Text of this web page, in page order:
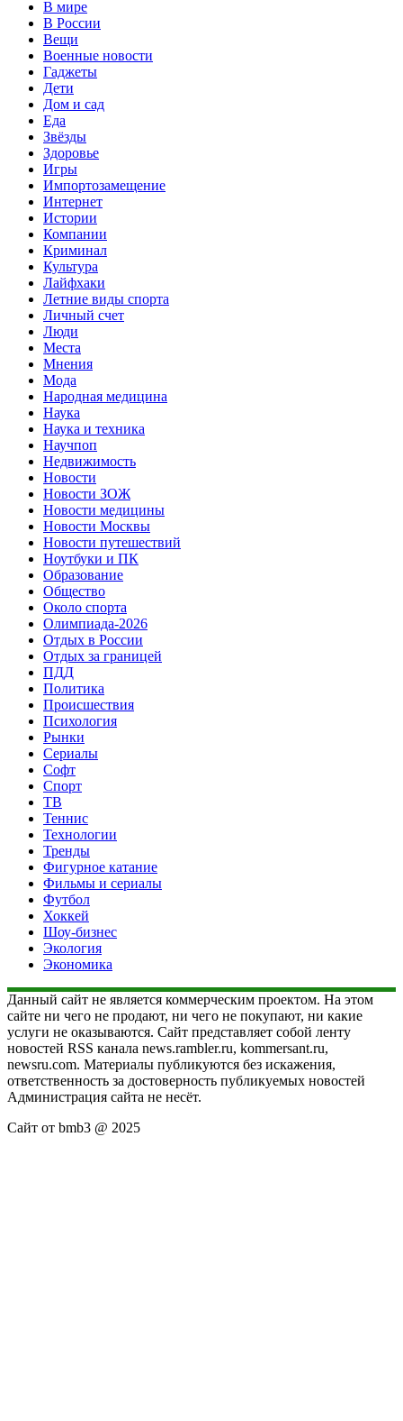
В мире
В России
Вещи
Военные новости
Гаджеты
Дети
Дом и сад
Еда
Звёзды
Здоровье
Игры
Импортозамещение
Интернет
Истории
Компании
Криминал
Культура
Лайфхаки
Летние виды спорта
Личный счет
Люди
Места
Мнения
Мода
Народная медицина
Наука
Наука и техника
Научпоп
Недвижимость
Новости
Новости ЗОЖ
Новости медицины
Новости Москвы
Новости путешествий
Ноутбуки и ПК
Образование
Общество
Около спорта
Олимпиада-2026
Отдых в России
Отдых за границей
ПДД
Политика
Происшествия
Психология
Рынки
Сериалы
Софт
Спорт
ТВ
Теннис
Технологии
Тренды
Фигурное катание
Фильмы и сериалы
Футбол
Хоккей
Шоу-бизнес
Экология
Экономика
Данный сайт не является коммерческим проектом. На этом
сайте ни чего не продают, ни чего не покупают, ни какие
услуги не оказываются. Сайт представляет собой ленту
новостей RSS канала news.rambler.ru, kommersant.ru,
newsru.com. Материалы публикуются без искажения,
ответственность за достоверность публикуемых новостей
Администрация сайта не несёт.
Сайт от bmb3 @ 2025